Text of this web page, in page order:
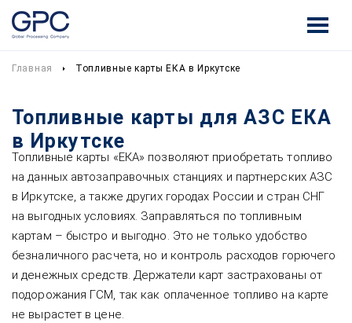
Главная Топливные карты ЕКА в Иркутске
Топливные карты для АЗС ЕКА
в Иркутске
Топливные карты «ЕКА» позволяют приобретать топливо
на данных автозаправочных станциях и партнерских АЗС
в Иркутске, а также других городах России и стран СНГ
на выгодных условиях. Заправляться по топливным
картам – быстро и выгодно. Это не только удобство
безналичного расчета, но и контроль расходов горючего
и денежных средств. Держатели карт застрахованы от
подорожания ГСМ, так как оплаченное топливо на карте
не вырастет в цене.